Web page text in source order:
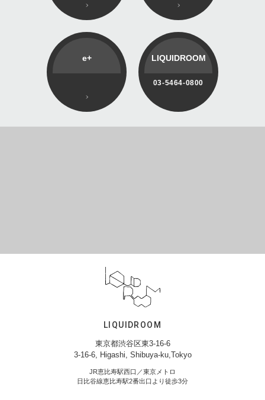
e+ LIQUIDROOM
03-5464-0800
LIQUIDROOM
東京都渋谷区東3-16-6
3-16-6, Higashi, Shibuya-ku,Tokyo
JR恵比寿駅西口／東京メトロ
日比谷線恵比寿駅2番出口より徒歩3分